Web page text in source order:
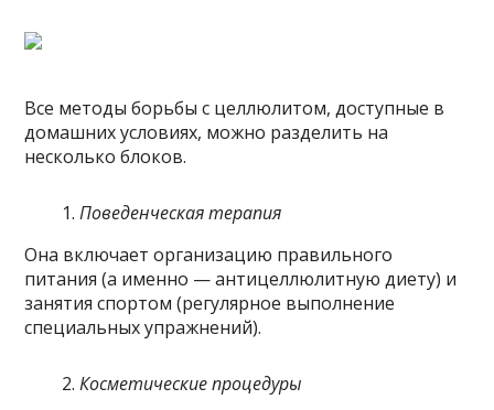
Все методы борьбы с целлюлитом, доступные в
домашних условиях, можно разделить на
несколько блоков.
Поведенческая терапия
Она включает организацию правильного
питания (а именно — антицеллюлитную диету) и
занятия спортом (регулярное выполнение
специальных упражнений).
Косметические процедуры